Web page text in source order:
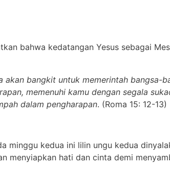
bahwa kedatangan Yesus sebagai
bangkit untuk memerintah bangsa-
memenuhi kamu dengan segala
dalam pengharapan. (Roma 15: 12-13)
minggu kedua ini lilin ungu kedua
menyiapkan hati dan cinta demi